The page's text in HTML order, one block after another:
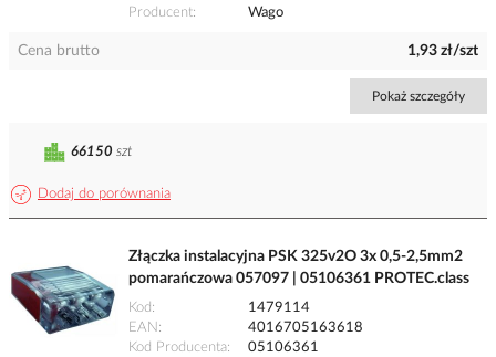
Producent
Wago
Cena brutto 1,93 zł/szt
Pokaż szczegóły
Dodaj do porównania
66150 szt
Złączka instalacyjna PSK 325v2O 3x 0,5-2,5mm2
pomarańczowa 057097 | 05106361 PROTEC.class
Kod
1479114
EAN
4016705163618
Kod Producenta
05106361